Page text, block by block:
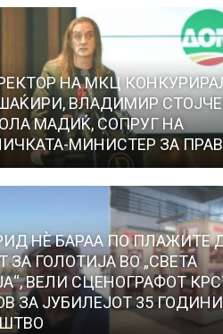
НА МКЦ
ВЛАДИМИР
МАДИЌ, СОПРУГ НА
МИНИСТЕР ЗА
НЀ БАРАА ПО ПЛАЖИТЕ
ЗА ГОЛОТИЈА ВО „СВЕТА
ВЕЛИ СЦЕНОГРАФОТ
ЗА ЈУБИЛЕЈОТ 35 ГОДИНИ